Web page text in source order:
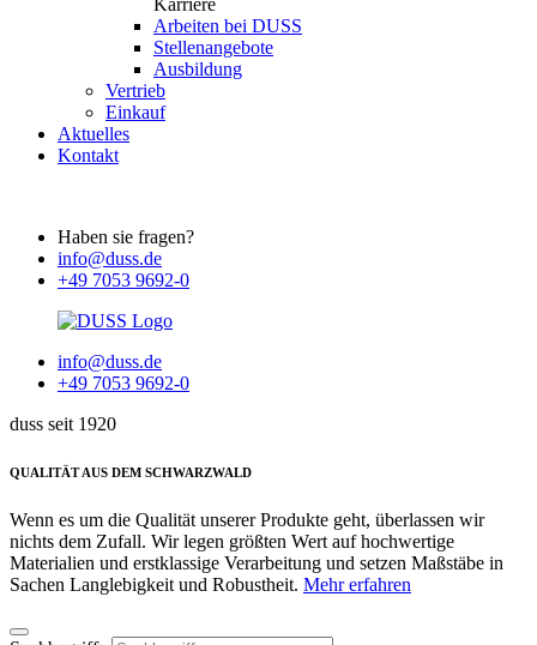
Karriere
Arbeiten bei DUSS
Stellenangebote
Ausbildung
Vertrieb
Einkauf
Aktuelles
Kontakt
Haben sie fragen?
info@duss.de
+49 7053 9692-0
info@duss.de
+49 7053 9692-0
duss seit 1920
QUALITÄT AUS DEM SCHWARZWALD
Wenn es um die Qualität unserer Produkte geht, überlassen wir
nichts dem Zufall. Wir legen größten Wert auf hochwertige
Materialien und erstklassige Verarbeitung und setzen Maßstäbe in
Sachen Langlebigkeit und Robustheit. Mehr erfahren